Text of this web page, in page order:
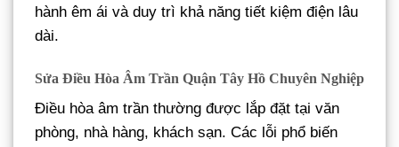
hành êm ái và duy trì khả năng tiết kiệm điện lâu
dài.
Sửa Điều Hòa Âm Trần Quận Tây Hồ Chuyên Nghiệp
Điều hòa âm trần thường được lắp đặt tại văn
phòng, nhà hàng, khách sạn. Các lỗi phổ biến